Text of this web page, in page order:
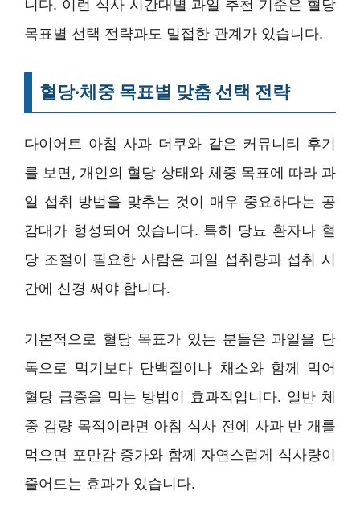
니다. 이런 식사 시간대별 과일 추천 기준은 혈당
목표별 선택 전략과도 밀접한 관계가 있습니다.
혈당·체중 목표별 맞춤 선택 전략
다이어트 아침 사과 더쿠와 같은 커뮤니티 후기
를 보면, 개인의 혈당 상태와 체중 목표에 따라 과
일 섭취 방법을 맞추는 것이 매우 중요하다는 공
감대가 형성되어 있습니다. 특히 당뇨 환자나 혈
당 조절이 필요한 사람은 과일 섭취량과 섭취 시
간에 신경 써야 합니다.
기본적으로 혈당 목표가 있는 분들은 과일을 단
독으로 먹기보다 단백질이나 채소와 함께 먹어
혈당 급증을 막는 방법이 효과적입니다. 일반 체
중 감량 목적이라면 아침 식사 전에 사과 반 개를
먹으면 포만감 증가와 함께 자연스럽게 식사량이
줄어드는 효과가 있습니다.